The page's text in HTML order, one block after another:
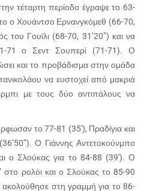
τέταρτη περίοδο έγραψε το 63-
ο Χουάντσο Ερνανγκόμεθ (66-70,
του Γουίλι (68-70, 31’20”) και να
71 ο Σεντ Σουπερί (71-71). Ο
και το προβάδισμα στην ομάδα
να ευστοχεί από μακριά
με τους δύο αντιπάλους να
το 77-81 (35′), Πραδίγια και
Ο Γιάννης Αντετοκούνμπο
ο Σλούκας για το 84-88 (39′). Ο
ρολόι και ο Σλούκας το 85-90
στη γραμμή για το 86-